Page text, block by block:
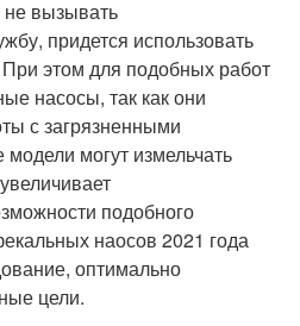
не вызывать
придется использовать
этом для подобных работ
насосы, так как они
с загрязненными
могут измельчать
подобного
наосов 2021 года
оптимально
цели.